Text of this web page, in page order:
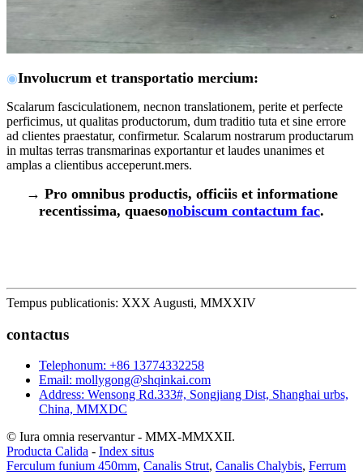
◉Involucrum et transportatio mercium:
Scalarum fasciculationem, necnon translationem, perite et perfecte
perficimus, ut qualitas productorum, dum traditio tuta et sine errore
ad clientes praestatur, confirmetur. Scalarum nostrarum productarum
in multas terras transmarinas exportantur et laudes unanimes et
amplas a clientibus acceperunt.mers.
→ Pro omnibus productis, officiis et informatione
recentissima, quaesonobiscum contactum fac.
Tempus publicationis: XXX Augusti, MMXXIV
contactus
Telephonum: +86 13774332258
Email: mollygong@shqinkai.com
Address: Wensong Rd.333#, Songjiang Dist, Shanghai urbs,
China, MMXDC
© Iura omnia reservantur - MMX-MMXXII.
Producta Calida - Index situs
Ferculum funium 450mm, Canalis Strut, Canalis Chalybis, Ferrum